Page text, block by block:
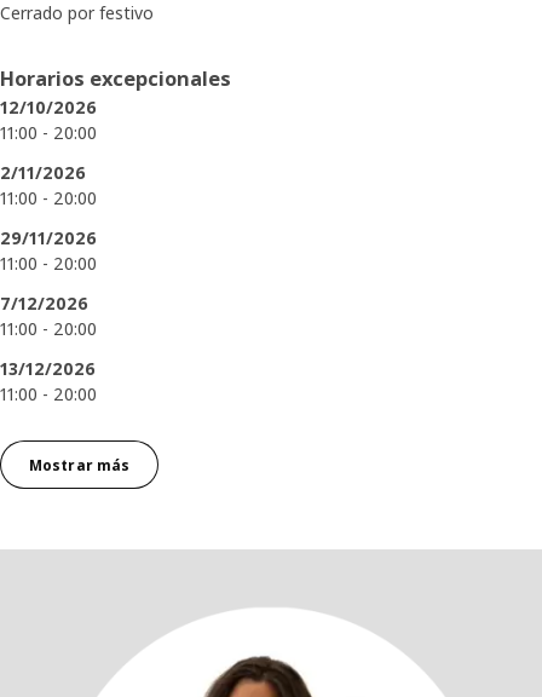
Cerrado por festivo
Horarios excepcionales
12/10/2026
11:00 - 20:00
2/11/2026
11:00 - 20:00
29/11/2026
11:00 - 20:00
7/12/2026
11:00 - 20:00
13/12/2026
11:00 - 20:00
Mostrar más